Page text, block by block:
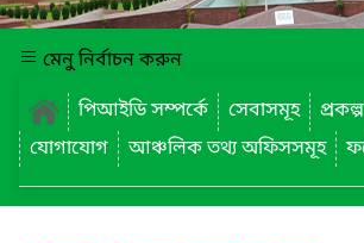
মেনু নির্বাচন করুন
পিআইডি সম্পর্কে
সেবাসমূহ প্রকল্প
যোগাযোগ
আঞ্চলিক তথ্য অফিসসমূহ